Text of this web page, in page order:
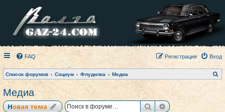
FAQ Вход
Регистрация
Список форумов Социум Флудилка Медиа
о
Медиа
Новая тема ПоискРасширенный